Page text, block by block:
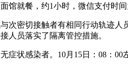
就餐，约1小时，微信支付时间
密切接触者有相同行动轨迹
人员落实了隔离管控措施。
状感染者。10月15日：08：